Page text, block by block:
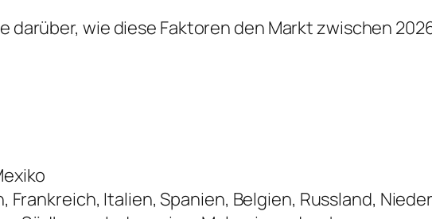
wie diese Faktoren den Markt zwischen
Italien, Spanien, Belgien, Russland,